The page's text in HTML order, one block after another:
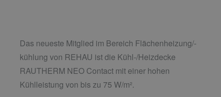
Das neueste Mitglied im Bereich Flächenheizung/-
kühlung von REHAU ist die Kühl-/Heizdecke
RAUTHERM NEO Contact mit einer hohen
Kühlleistung von bis zu 75 W/m².